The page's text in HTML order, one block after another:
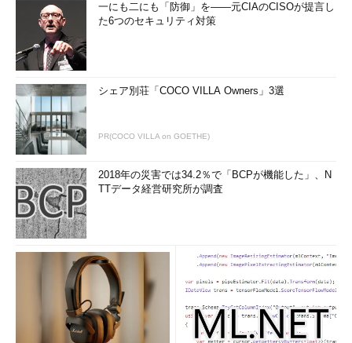
一にも二にも「防御」を――元CIAのCISOが提言し
た6つのセキュリティ対策
シェア別荘「COCO VILLA Owners」3選
PR(COCO VILLA on GOETHE)
2018年の災害では34.2％で「BCPが機能した」、N
TTデータ経営研究所が調査